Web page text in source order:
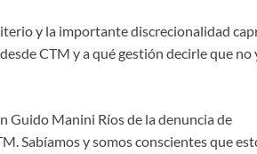
y la importante discrecionalidad
CTM y a qué gestión decirle que no
Guido Manini Ríos de la denuncia de
Sabíamos y somos conscientes que